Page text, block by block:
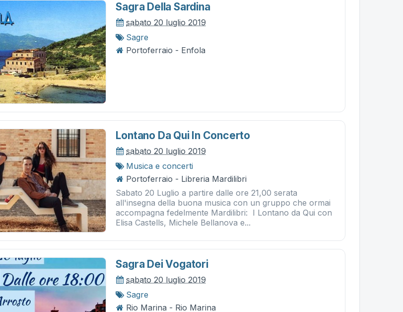
Sagra Della Sardina
sabato 20 luglio 2019
Sagre
Portoferraio - Enfola
Lontano Da Qui In Concerto
sabato 20 luglio 2019
Musica e concerti
Portoferraio - Libreria Mardilibri
Sabato 20 Luglio a partire dalle ore 21,00 serata
all'insegna della buona musica con un gruppo che ormai
accompagna fedelmente Mardilibri: I Lontano da Qui con
Elisa Castells, Michele Bellanova e...
Sagra Dei Vogatori
sabato 20 luglio 2019
Sagre
Rio Marina - Rio Marina